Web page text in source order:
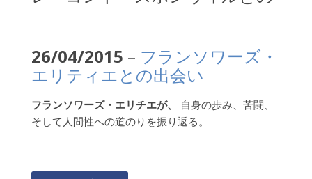
26/04/2015 – フランソワーズ・
エリティエとの出会い
フランソワーズ・エリチエが、
自身の歩み、苦闘、
そして人間性への道のりを振り返る。